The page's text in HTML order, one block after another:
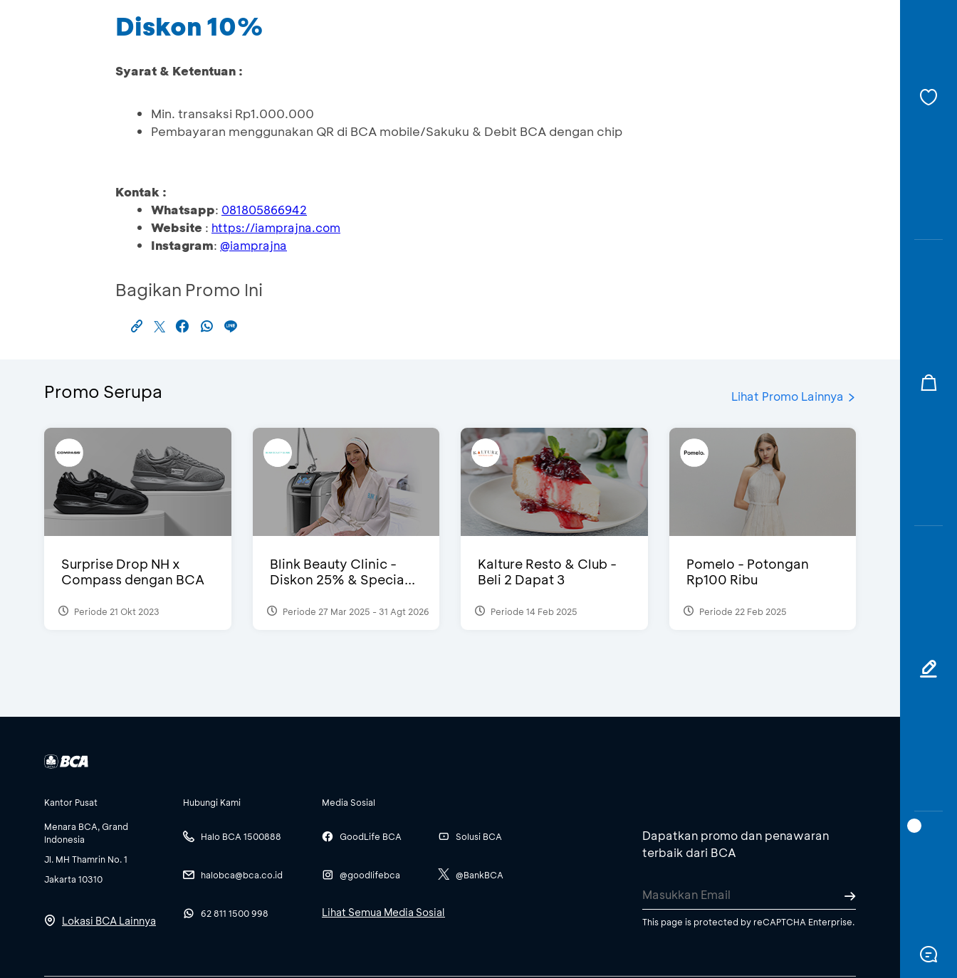
Diskon 10%
Syarat & Ketentuan :
Min. transaksi Rp1.000.000
Pembayaran menggunakan QR di BCA mobile/Sakuku & Debit BCA dengan chip
Kontak :
Whatsapp: 081805866942
Website : https://iamprajna.com
Instagram: @iamprajna
Bagikan Promo Ini
Promo Serupa Lihat Promo Lainnya
Surprise Drop NH x
Compass dengan BCA
Periode 21 Okt 2023
Blink Beauty Clinic -
Diskon 25% & Specia...
Periode 27 Mar 2025 - 31 Agt 2026
Kalture Resto & Club -
Beli 2 Dapat 3
Periode 14 Feb 2025
Pomelo - Potongan
Rp100 Ribu
Periode 22 Feb 2025
Kantor Pusat
Menara BCA, Grand
Indonesia
Jl. MH Thamrin No. 1
Jakarta 10310
Lokasi BCA Lainnya
Hubungi Kami
Halo BCA 1500888
halobca@bca.co.id
62 811 1500 998
Media Sosial
GoodLife BCA
@goodlifebca
Solusi BCA
@BankBCA
Lihat Semua Media Sosial
Dapatkan promo dan penawaran
terbaik dari BCA
This page is protected by reCAPTCHA Enterprise.